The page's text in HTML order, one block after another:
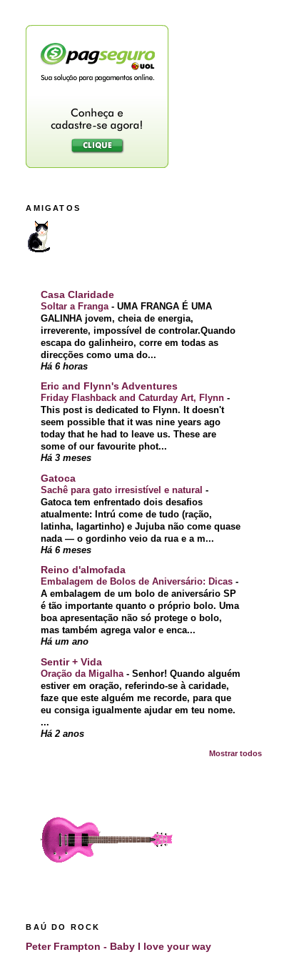
AMIGATOS
Casa Claridade
Soltar a Franga-UMA FRANGA É UMA
GALINHA jovem, cheia de energia,
irreverente, impossível de controlar.Quando
escapa do galinheiro, corre em todas as
direcções como uma do...
Há 6 horas
Eric and Flynn's Adventures
Friday Flashback and Caturday Art, Flynn-
This post is dedicated to Flynn. It doesn't
seem possible that it was nine years ago
today that he had to leave us. These are
some of our favourite phot...
Há 3 meses
Gatoca
Sachê para gato irresistível e natural-
Gatoca tem enfrentado dois desafios
atualmente: Intrú come de tudo (ração,
latinha, lagartinho) e Jujuba não come quase
nada — o gordinho veio da rua e a m...
Há 6 meses
Reino d'almofada
Embalagem de Bolos de Aniversário: Dicas-
A embalagem de um bolo de aniversário SP
é tão importante quanto o próprio bolo. Uma
boa apresentação não só protege o bolo,
mas também agrega valor e enca...
Há um ano
Sentir + Vida
Oração da Migalha-Senhor! Quando alguém
estiver em oração, referindo-se à caridade,
faze que este alguém me recorde, para que
eu consiga igualmente ajudar em teu nome.
...
Há 2 anos
Mostrar todos
BAÚ DO ROCK
Peter Frampton - Baby I love your way